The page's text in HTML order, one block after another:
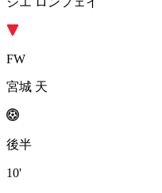
FW
宮城 天
後半
10'